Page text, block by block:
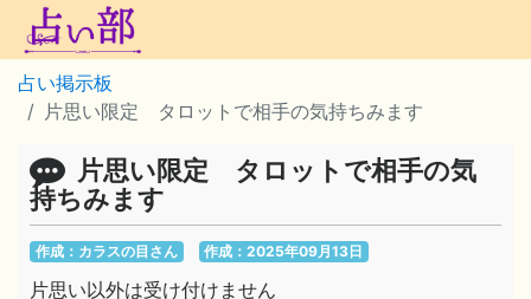
占い掲示板
片思い限定 タロットで相手の気持ちみます
片思い限定 タロットで相手の気
持ちみます
作成：カラスの目さん 作成：2025年09月13日
片思い以外は受け付けません